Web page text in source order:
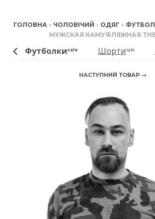
ГОЛОВНА › ЧОЛОВІЧИЙ › ОДЯГ ›
МУЖСКАЯ КАМУФЛЯЖНАЯ
Футболкиsale Шортиsale
НАСТУПНИЙ ТОВАР →